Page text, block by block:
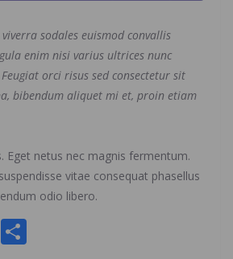
sodales euismod convallis
enim nisi varius ultrices nunc
orci risus sed consectetur sit
bibendum aliquet mi et, proin etiam
Eget netus nec magnis fermentum.
vitae consequat phasellus
odio libero.
E